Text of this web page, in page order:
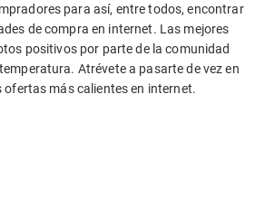
para así, entre todos, encontrar
de compra en internet. Las mejores
positivos por parte de la comunidad
Atrévete a pasarte de vez en
ofertas más calientes en internet.